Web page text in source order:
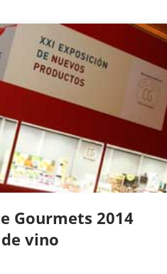
Gourmets 2014
vino